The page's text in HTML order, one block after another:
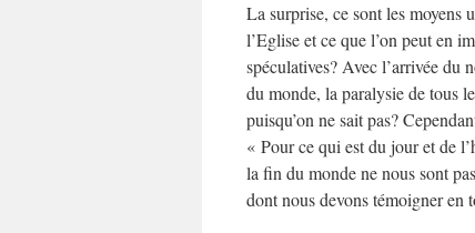
La surprise, ce sont les moyens
l’Eglise et ce que l’on peut en
spéculatives? Avec l’arrivée du
du monde, la paralysie de tous
puisqu’on ne sait pas?
« Pour ce qui est du jour et de
la fin du monde ne nous sont
dont nous devons témoigner en